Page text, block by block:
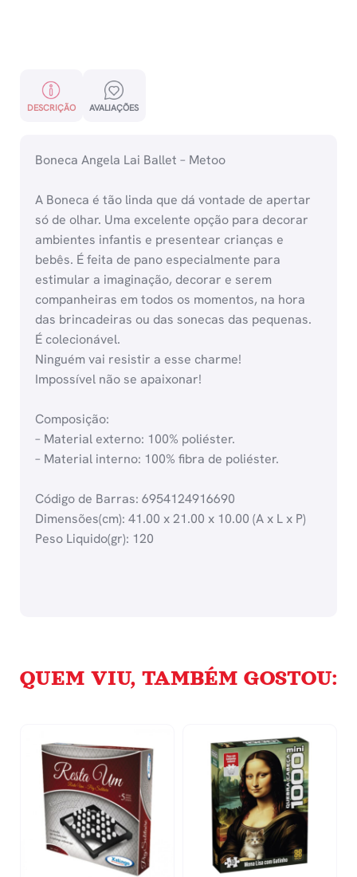
DESCRIÇÃO AVALIAÇÕES
Boneca Angela Lai Ballet – Metoo
A Boneca é tão linda que dá vontade de apertar
só de olhar. Uma excelente opção para decorar
ambientes infantis e presentear crianças e
bebês. É feita de pano especialmente para
estimular a imaginação, decorar e serem
companheiras em todos os momentos, na hora
das brincadeiras ou das sonecas das pequenas.
É colecionável.
Ninguém vai resistir a esse charme!
Impossível não se apaixonar!
Composição:
– Material externo: 100% poliéster.
– Material interno: 100% fibra de poliéster.
Código de Barras: 6954124916690
Dimensões(cm): 41.00 x 21.00 x 10.00 (A x L x P)
Peso Liquido(gr): 120
QUEM VIU, TAMBÉM GOSTOU: